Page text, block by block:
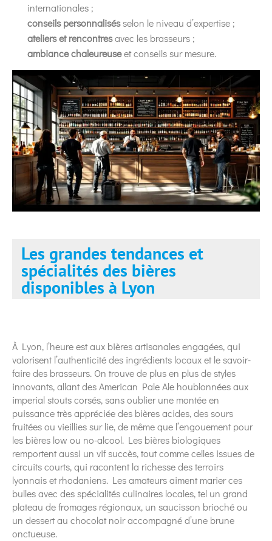
internationales ;
conseils personnalisésselon le niveau d’expertise ;
ateliers et rencontresavec les brasseurs ;
ambiance chaleureuseet conseils sur mesure.
Les grandes tendances et
spécialités des bières
disponibles à Lyon
À Lyon, l’heure est aux bières artisanales engagées, qui
valorisent l’authenticité des ingrédients locaux et le savoir-
faire des brasseurs. On trouve de plus en plus de styles
innovants, allant des American Pale Ale houblonnées aux
imperial stouts corsés, sans oublier une montée en
puissance très appréciée des bières acides, des sours
fruitées ou vieillies sur lie, de même que l’engouement pour
les bières low ou no-alcool. Les bières biologiques
remportent aussi un vif succès, tout comme celles issues de
circuits courts, qui racontent la richesse des terroirs
lyonnais et rhodaniens. Les amateurs aiment marier ces
bulles avec des spécialités culinaires locales, tel un grand
plateau de fromages régionaux, un saucisson brioché ou
un dessert au chocolat noir accompagné d’une brune
onctueuse.